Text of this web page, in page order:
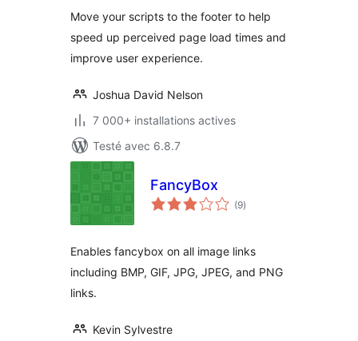
Move your scripts to the footer to help
speed up perceived page load times and
improve user experience.
Joshua David Nelson
7 000+ installations actives
Testé avec 6.8.7
FancyBox
(9notes
en
)
Enables fancybox on all image links
including BMP, GIF, JPG, JPEG, and PNG
links.
Kevin Sylvestre